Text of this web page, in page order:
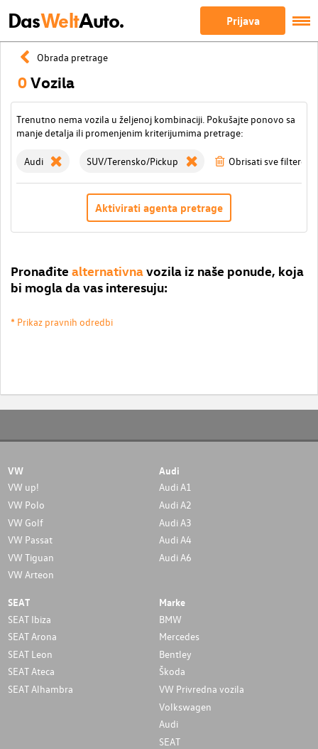
DasWeltAuto. Prijava
Obrada pretrage
0Vozila
Trenutno nema vozila u željenoj kombinaciji. Pokušajte ponovo sa
manje detalja ili promenjenim kriterijumima pretrage:
Audi SUV/Terensko/Pickup Obrisati sve filtere
Aktivirati agenta pretrage
Pronađite alternativnavozila iz naše ponude, koja
bi mogla da vas interesuju:
* Prikaz pravnih odredbi
VW
VW up!
VW Polo
VW Golf
VW Passat
VW Tiguan
VW Arteon
Audi
Audi A1
Audi A2
Audi A3
Audi A4
Audi A6
SEAT
SEAT Ibiza
SEAT Arona
SEAT Leon
SEAT Ateca
SEAT Alhambra
Marke
BMW
Mercedes
Bentley
Škoda
VW Privredna vozila
Volkswagen
Audi
SEAT